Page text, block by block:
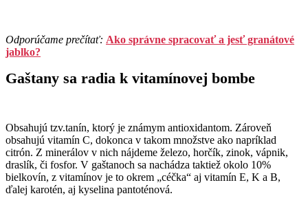
Odporúčame prečítať: Ako správne spracovať a jesť granátové
jablko?
Gaštany sa radia k vitamínovej bombe
Obsahujú tzv.tanín, ktorý je známym antioxidantom. Zároveň
obsahujú vitamín C, dokonca v takom množstve ako napríklad
citrón. Z minerálov v nich nájdeme železo, horčík, zinok, vápnik,
draslík, či fosfor. V gaštanoch sa nachádza taktiež okolo 10%
bielkovín, z vitamínov je to okrem „céčka“ aj vitamín E, K a B,
ďalej karotén, aj kyselina pantoténová.